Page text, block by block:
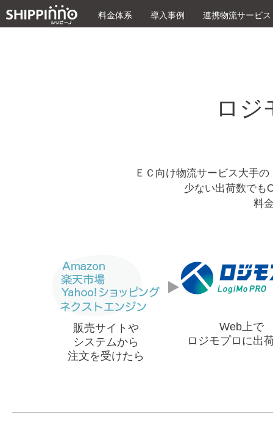
料金体系 導入事例 連携物流サービス
ロジ
ＥＣ向け物流サービス大手
少ない出荷数でも
料
販売サイトや
システムから
注文を受けたら
Web上で
ロジモプロに出